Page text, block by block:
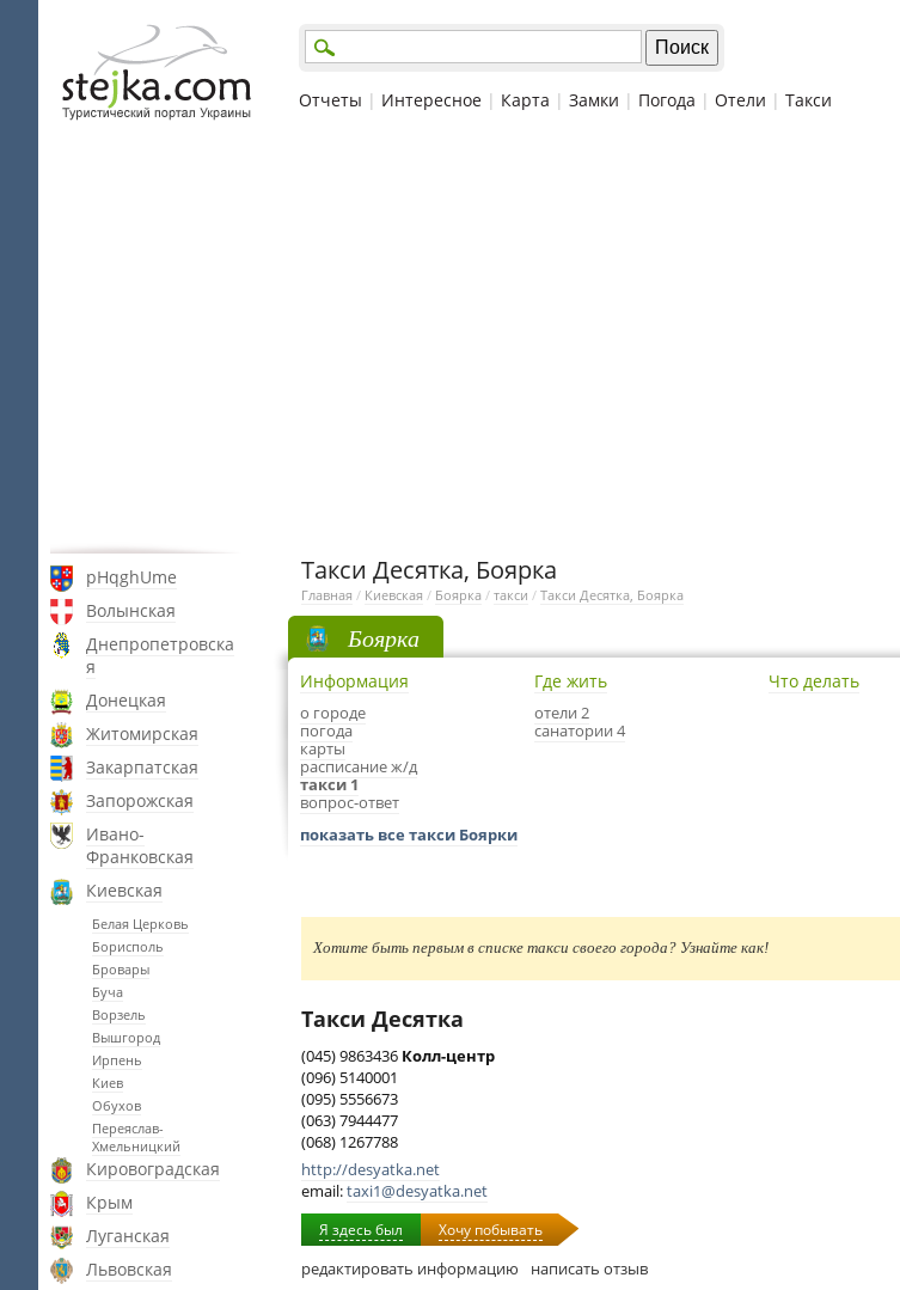
Отчеты | Интересное | Карта | Замки | Погода | Отели | Такси
pHqghUme
Волынская
Днепропетровска
я
Донецкая
Житомирская
Закарпатская
Запорожская
Ивано-
Франковская
Киевская
Белая Церковь
Борисполь
Бровары
Буча
Ворзель
Вышгород
Ирпень
Киев
Обухов
Переяслав-
Хмельницкий
Кировоградская
Крым
Луганская
Львовская
Такси Десятка, Боярка
Главная / Киевская / Боярка / такси / Такси Десятка, Боярка
Боярка
Информация
о городе
погода
карты
расписание ж/д
такси 1
вопрос-ответ
Где жить
отели 2
санатории 4
Что делать
показать все такси Боярки
Хотите быть первым в списке такси своего города? Узнайте как!
Такси Десятка
(045) 9863436 Колл-центр
(096) 5140001
(095) 5556673
(063) 7944477
(068) 1267788
http://desyatka.net
email:taxi1@desyatka.net
Я здесь был Хочу побывать
редактировать информацию написать отзыв